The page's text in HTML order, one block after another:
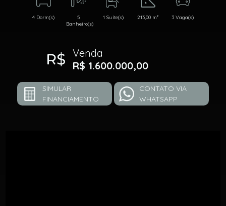
4 Dorm(s)
5
Banheiro(s)
1 Suíte(s) 213,00 m² 3 Vaga(s)
Venda
R$ 1.600.000,00
SIMULAR
FINANCIAMENTO
CONTATO VIA
WHATSAPP